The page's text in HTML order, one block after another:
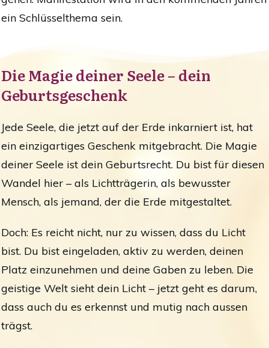
ein Schlüsselthema sein.
Die Magie deiner Seele – dein
Geburtsgeschenk
Jede Seele, die jetzt auf der Erde inkarniert ist, hat
ein einzigartiges Geschenk mitgebracht. Die Magie
deiner Seele ist dein Geburtsrecht. Du bist für diesen
Wandel hier – als Lichtträgerin, als bewusster
Mensch, als jemand, der die Erde mitgestaltet.
Doch: Es reicht nicht, nur zu wissen, dass du Licht
bist. Du bist eingeladen, aktiv zu werden, deinen
Platz einzunehmen und deine Gaben zu leben. Die
geistige Welt sieht dein Licht – jetzt geht es darum,
dass auch du es erkennst und mutig nach aussen
trägst.